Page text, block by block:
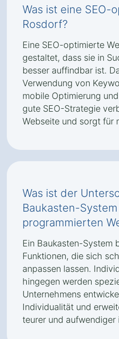
Was ist eine SEO-
Rosdorf?
Eine SEO-optimierte
gestaltet, dass sie in
besser auffindbar ist.
Verwendung von
mobile Optimierung
gute SEO-Strategie
Webseite und sorgt für
Was ist der
Baukasten-
programmierten
Ein Baukasten-System
Funktionen, die sich
anpassen lassen.
hingegen werden
Unternehmens
Individualität und
teurer und aufwendiger